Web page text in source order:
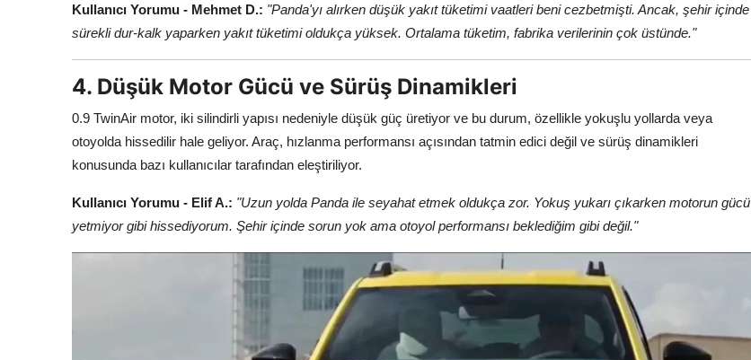
Kullanıcı Yorumu - Mehmet D.: "Panda'yı alırken düşük yakıt tüketimi vaatleri beni cezbetmişti. Ancak, şehir içinde
sürekli dur-kalk yaparken yakıt tüketimi oldukça yüksek. Ortalama tüketim, fabrika verilerinin çok üstünde."
4. Düşük Motor Gücü ve Sürüş Dinamikleri
0.9 TwinAir motor, iki silindirli yapısı nedeniyle düşük güç üretiyor ve bu durum, özellikle yokuşlu yollarda veya
otoyolda hissedilir hale geliyor. Araç, hızlanma performansı açısından tatmin edici değil ve sürüş dinamikleri
konusunda bazı kullanıcılar tarafından eleştiriliyor.
Kullanıcı Yorumu - Elif A.: "Uzun yolda Panda ile seyahat etmek oldukça zor. Yokuş yukarı çıkarken motorun gücü
yetmiyor gibi hissediyorum. Şehir içinde sorun yok ama otoyol performansı beklediğim gibi değil."